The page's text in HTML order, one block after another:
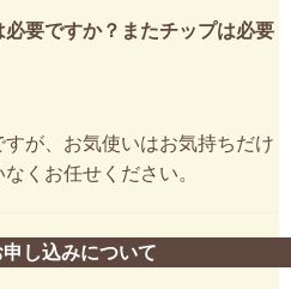
要ですか？またチップは必要
が、お気使いはお気持ちだけ
くお任せください。
し込みについて